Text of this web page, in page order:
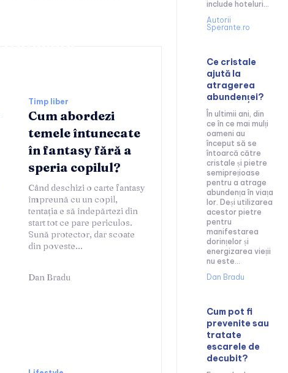
Timp liber
Cum abordezi
temele întunecate
în fantasy fără a
speria copilul?
Când deschizi o carte fantasy
împreună cu un copil,
tentația e să îndepărtezi din
start tot ce pare periculos.
Sună protector, dar scoate
din poveste...
Dan Bradu
include hoteluri...
Autorii
Sperante.ro
Ce cristale
ajută la
atragerea
abundenței?
În ultimii ani, din
ce în ce mai mulți
oameni au
început să se
întoarcă către
cristale și pietre
semiprețioase
pentru a atrage
abundența în viața
lor. Deși utilizarea
acestor pietre
pentru
manifestarea
dorințelor și
energizarea vieții
nu este...
Dan Bradu
Cum pot fi
prevenite sau
tratate
escarele de
decubit?